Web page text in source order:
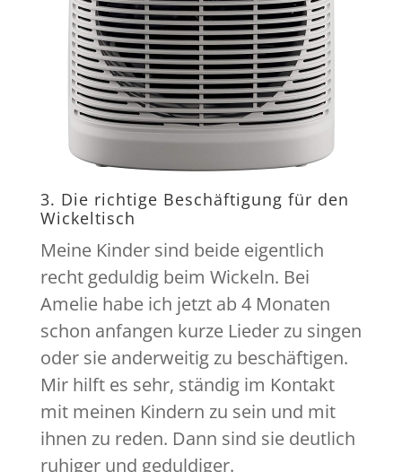
3. Die richtige Beschäftigung für den
Wickeltisch
Meine Kinder sind beide eigentlich
recht geduldig beim Wickeln. Bei
Amelie habe ich jetzt ab 4 Monaten
schon anfangen kurze Lieder zu singen
oder sie anderweitig zu beschäftigen.
Mir hilft es sehr, ständig im Kontakt
mit meinen Kindern zu sein und mit
ihnen zu reden. Dann sind sie deutlich
ruhiger und geduldiger.